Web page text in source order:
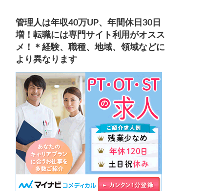
管理人は年収40万UP、年間休日30日
増！転職には専門サイト利用がオスス
メ！＊経験、職種、地域、領域などに
より異なります